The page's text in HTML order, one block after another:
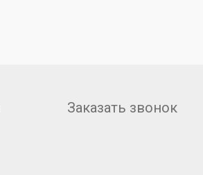
Заказать звонок